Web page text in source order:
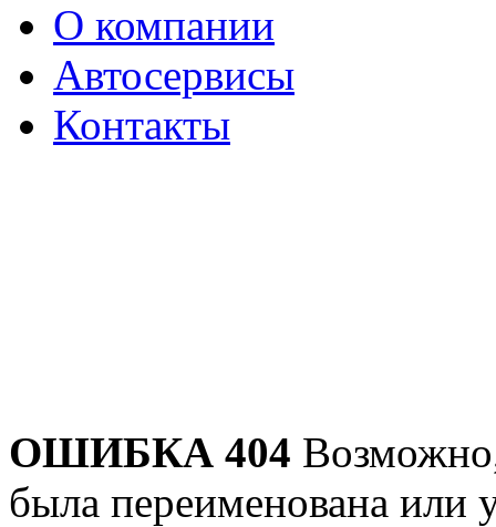
О компании
Автосервисы
Контакты
ОШИБКА 404
была переименована или